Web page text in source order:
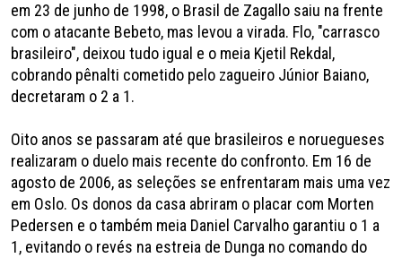
em 23 de junho de 1998, o Brasil de Zagallo saiu na frente
com o atacante Bebeto, mas levou a virada. Flo, "carrasco
brasileiro", deixou tudo igual e o meia Kjetil Rekdal,
cobrando pênalti cometido pelo zagueiro Júnior Baiano,
decretaram o 2 a 1.
Oito anos se passaram até que brasileiros e noruegueses
realizaram o duelo mais recente do confronto. Em 16 de
agosto de 2006, as seleções se enfrentaram mais uma vez
em Oslo. Os donos da casa abriram o placar com Morten
Pedersen e o também meia Daniel Carvalho garantiu o 1 a
1, evitando o revés na estreia de Dunga no comando do